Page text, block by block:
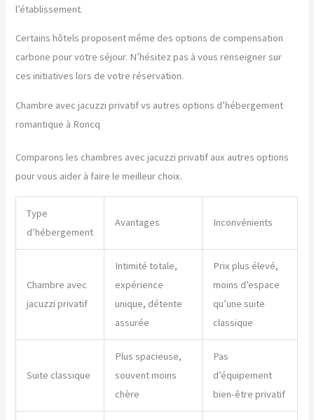
l’établissement.
Certains hôtels proposent même des options de compensation
carbone pour votre séjour. N’hésitez pas à vous renseigner sur
ces initiatives lors de votre réservation.
Chambre avec jacuzzi privatif vs autres options d’hébergement
romantique à Roncq
Comparons les chambres avec jacuzzi privatif aux autres options
pour vous aider à faire le meilleur choix.
Type
d’hébergement
Avantages Inconvénients
Chambre avec
jacuzzi privatif
Intimité totale,
expérience
unique, détente
assurée
Prix plus élevé,
moins d’espace
qu’une suite
classique
Suite classique
Plus spacieuse,
souvent moins
chère
Pas
d’équipement
bien-être privatif